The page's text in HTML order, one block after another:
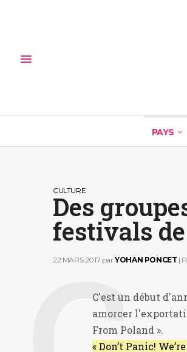
PAYS
CULTURE
Des
festivals
22 MARS 2017 parYOHAN PONCET |
C'est un début
amorcer
From Poland ».
« Don’t Panic!